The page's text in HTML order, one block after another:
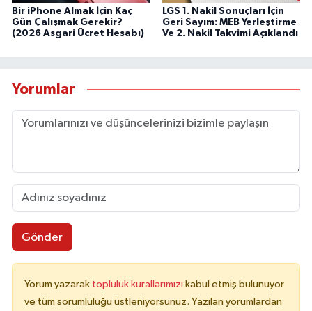
Bir iPhone Almak İçin Kaç
Gün Çalışmak Gerekir?
(2026 Asgari Ücret Hesabı)
LGS 1. Nakil Sonuçları İçin
Geri Sayım: MEB Yerleştirme
Ve 2. Nakil Takvimi Açıklandı
Yorumlar
Gönder
Yorum yazarak topluluk kurallarımızı kabul etmiş bulunuyor
ve tüm sorumluluğu üstleniyorsunuz. Yazılan yorumlardan